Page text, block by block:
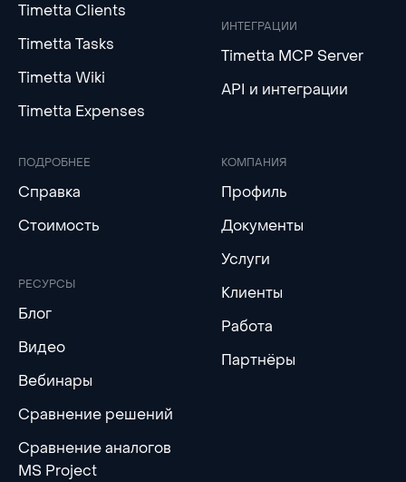
Timetta Clients
Timetta Tasks
Timetta Wiki
Timetta Expenses
ИНТЕГРАЦИИ
Timetta MCP Server
API и интеграции
ПОДРОБНЕЕ
Справка
Стоимость
РЕСУРСЫ
Блог
Видео
Вебинары
Сравнение решений
Сравнение аналогов
MS Project
КОМПАНИЯ
Профиль
Документы
Услуги
Клиенты
Работа
Партнёры